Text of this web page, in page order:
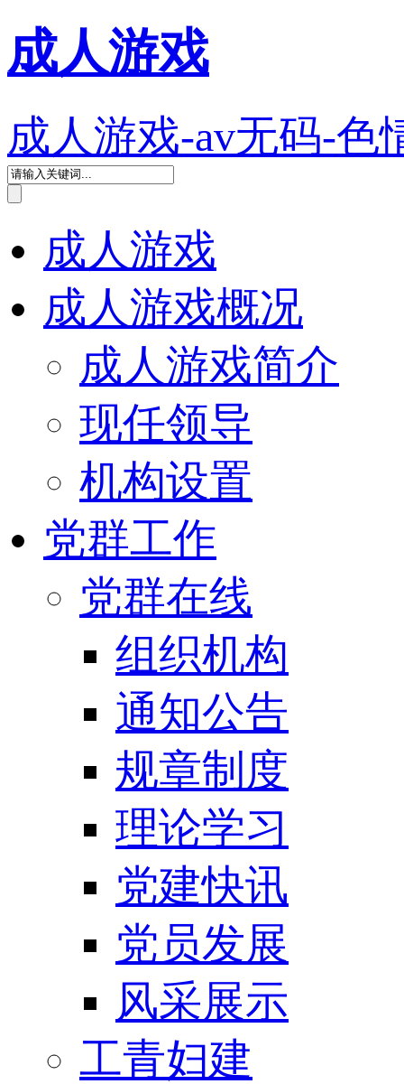
成人游戏
成人游戏-av无码-色
成人游戏
成人游戏概况
成人游戏简介
现任领导
机构设置
党群工作
党群在线
组织机构
通知公告
规章制度
理论学习
党建快讯
党员发展
风采展示
工青妇建